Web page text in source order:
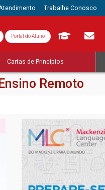
Trabalhe Conosco
Portal do Aluno
Cartas de Princípios
Remoto